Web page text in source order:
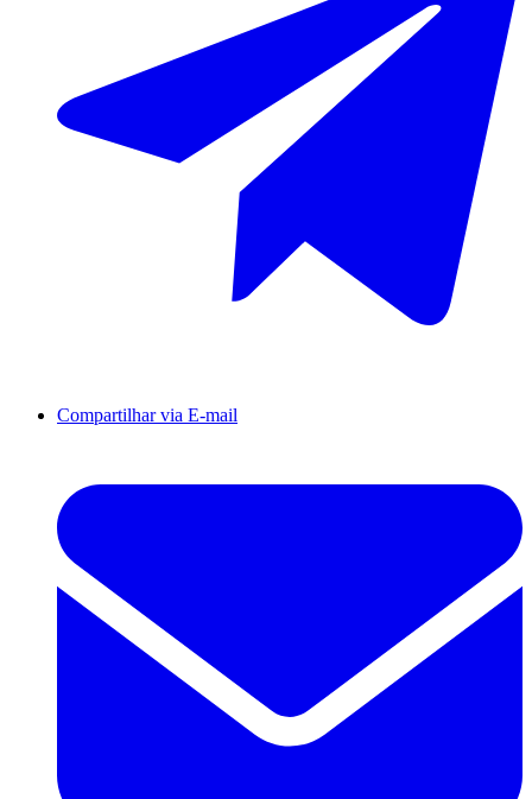
Compartilhar via E-mail